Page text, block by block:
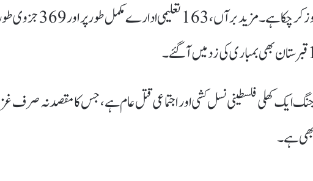
کر دیں اور مجموعی مالی نقصان 62 ارب ڈالر سے تجاوز کر چکا ہے۔ مزید برآں، 163 تعلیمی ادارے
جنگ ایک کھلی فلسطینی نسل کشی اور اجتماعی قتل عام ہے، جس کا مقصد نہ صرف
بھی ہے۔